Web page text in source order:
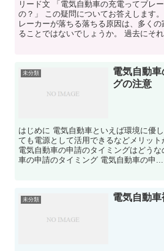
リード文 「電気自動車の充電ってブレ
の？」 この疑問についてお答えします
レーカーが落ちる落ちる原因は、多く
ることではないでしょうか。 過去にそ
未分類
電気自動
グの注意
はじめに 電気自動車といえば環境に優
ても電源として活用できるなどメリッ
電気自動車の申請のタイミングはどう
車の申請のタイミング 電気自動車の申...
未分類 電気自動車